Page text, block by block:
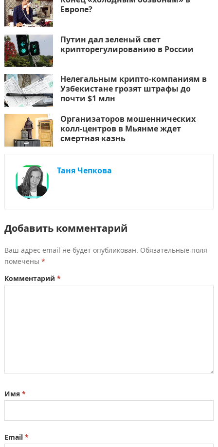
Европе?
Путин дал зеленый свет
крипторегулированию в России
Нелегальным крипто-компаниям в
Узбекистане грозят штрафы до
почти $1 млн
Организаторов мошеннических
колл-центров в Мьянме ждет
смертная казнь
Таня Чепкова
Добавить комментарий
Ваш адрес email не будет опубликован. Обязательные поля
помечены *
Комментарий *
Имя *
Email *